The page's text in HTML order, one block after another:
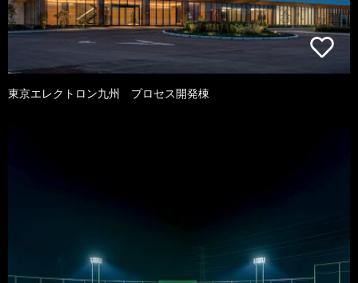
東京エレクトロン九州 プロセス開発棟